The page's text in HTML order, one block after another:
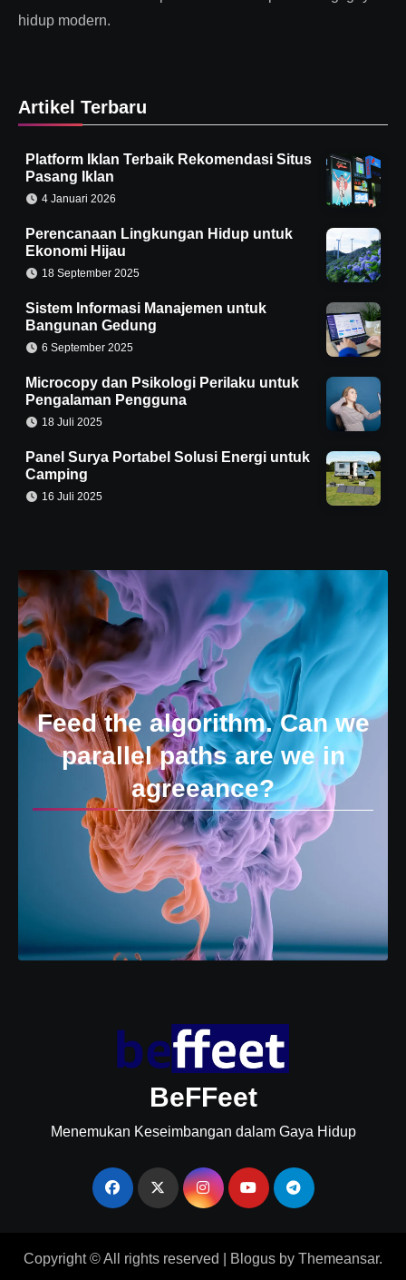
hidup modern.
Artikel Terbaru
Platform Iklan Terbaik Rekomendasi Situs
Pasang Iklan
4 Januari 2026
Perencanaan Lingkungan Hidup untuk
Ekonomi Hijau
18 September 2025
Sistem Informasi Manajemen untuk
Bangunan Gedung
6 September 2025
Microcopy dan Psikologi Perilaku untuk
Pengalaman Pengguna
18 Juli 2025
Panel Surya Portabel Solusi Energi untuk
Camping
16 Juli 2025
Feed the algorithm. Can we
parallel paths are we in
agreeance?
BeFFeet
Menemukan Keseimbangan dalam Gaya Hidup
Copyright © All rights reserved Blogus by Themeansar.